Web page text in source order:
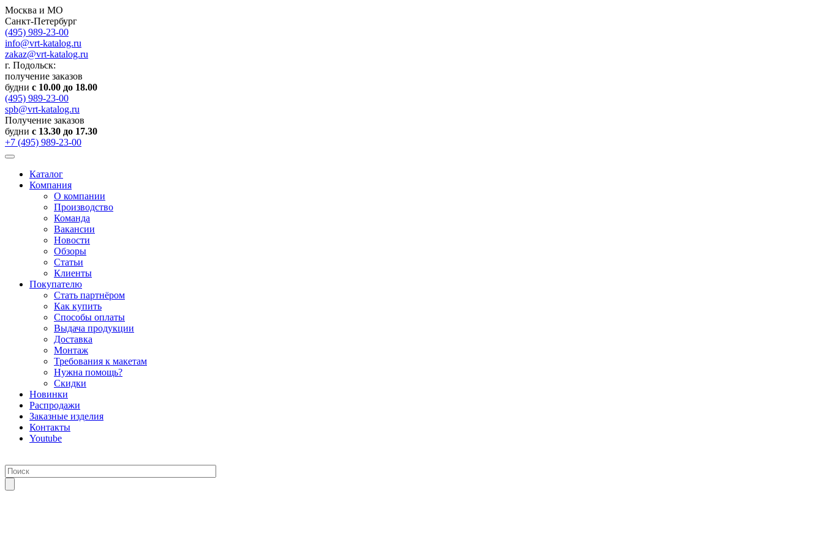
Москва и МО
Санкт-Петербург
(495) 989-23-00
info@vrt-katalog.ru
zakaz@vrt-katalog.ru
г. Подольск:
получение заказов
будни с 10.00 до 18.00
(495) 989-23-00
spb@vrt-katalog.ru
Получение заказов
будни с 13.30 до 17.30
+7 (495) 989-23-00
Каталог
Компания
О компании
Производство
Команда
Вакансии
Новости
Обзоры
Статьи
Клиенты
Покупателю
Стать партнёром
Как купить
Способы оплаты
Выдача продукции
Доставка
Монтаж
Требования к макетам
Нужна помощь?
Скидки
Новинки
Распродажи
Заказные изделия
Контакты
Youtube